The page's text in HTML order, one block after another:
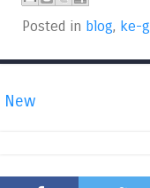
Posted in blog, ke-g
New